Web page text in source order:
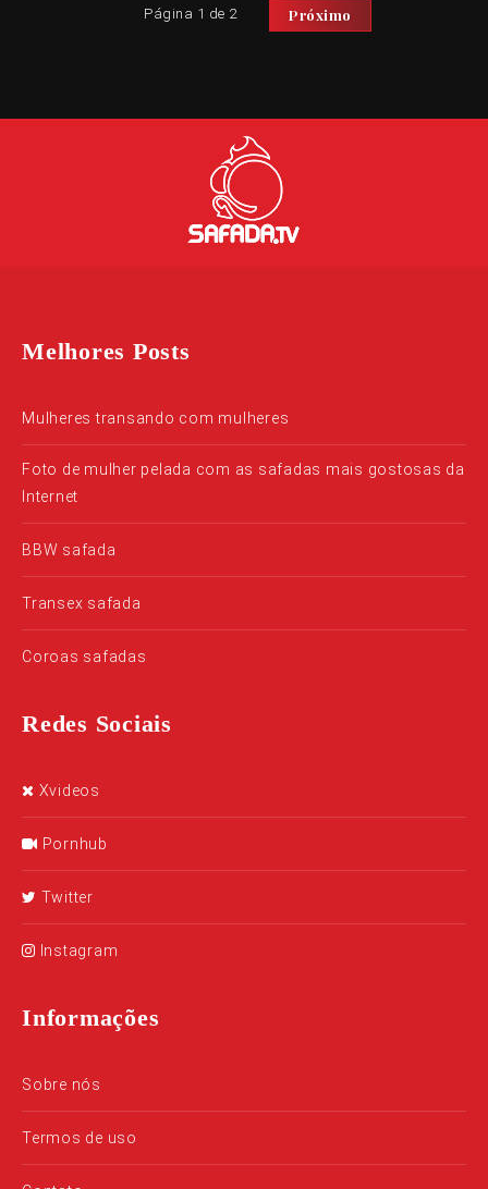
Página 1 de 2 Próximo
Melhores Posts
Mulheres transando com mulheres
Foto de mulher pelada com as safadas mais gostosas da
Internet
BBW safada
Transex safada
Coroas safadas
Redes Sociais
Xvideos
Pornhub
Twitter
Instagram
Informações
Sobre nós
Termos de uso